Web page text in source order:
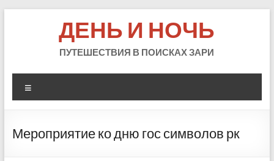
ДЕНЬ И НОЧЬ
ПУТЕШЕСТВИЯ В ПОИСКАХ ЗАРИ
Мероприятие ко дню гос символов рк